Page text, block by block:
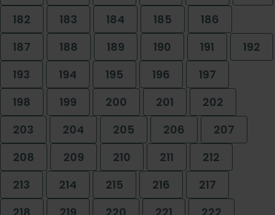
182
183 184 185
186
187
188 189 190 191
192
193
194 195 196
197
198
199 200 201
202
203
204 205 206
207
208
209 210 211
212
213
214 215 216
217